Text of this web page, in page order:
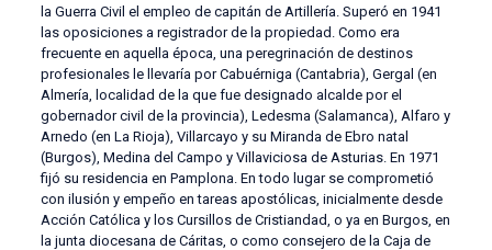
la Guerra Civil el empleo de capitán de Artillería. Superó en 1941
las oposiciones a registrador de la propiedad. Como era
frecuente en aquella época, una peregrinación de destinos
profesionales le llevaría por Cabuérniga (Cantabria), Gergal (en
Almería, localidad de la que fue designado alcalde por el
gobernador civil de la provincia), Ledesma (Salamanca), Alfaro y
Arnedo (en La Rioja), Villarcayo y su Miranda de Ebro natal
(Burgos), Medina del Campo y Villaviciosa de Asturias. En 1971
fijó su residencia en Pamplona. En todo lugar se comprometió
con ilusión y empeño en tareas apostólicas, inicialmente desde
Acción Católica y los Cursillos de Cristiandad, o ya en Burgos, en
la junta diocesana de Cáritas, o como consejero de la Caja de